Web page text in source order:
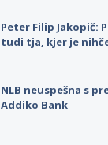
Peter Filip Jakopič:
tudi tja, kjer je
NLB neuspešna s
Addiko Bank